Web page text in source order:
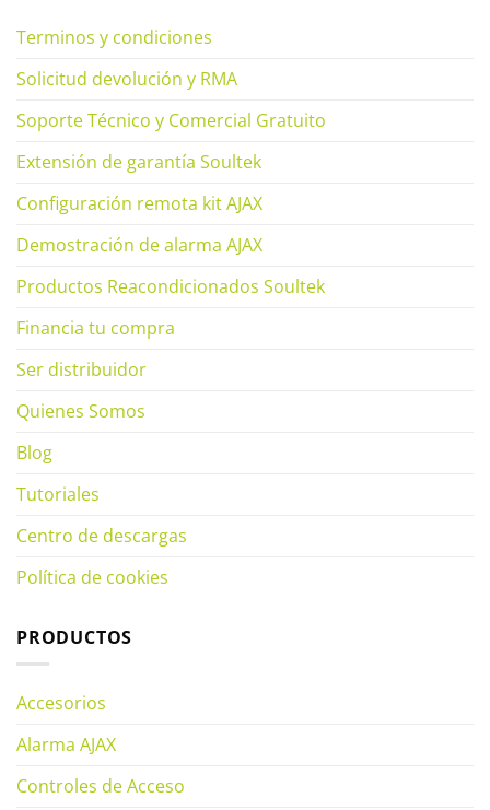
Terminos y condiciones
Solicitud devolución y RMA
Soporte Técnico y Comercial Gratuito
Extensión de garantía Soultek
Configuración remota kit AJAX
Demostración de alarma AJAX
Productos Reacondicionados Soultek
Financia tu compra
Ser distribuidor
Quienes Somos
Blog
Tutoriales
Centro de descargas
Política de cookies
PRODUCTOS
Accesorios
Alarma AJAX
Controles de Acceso